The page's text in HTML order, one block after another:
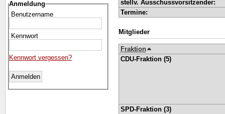
Anmeldung
Benutzername
Kennwort
Kennwort vergessen?
stellv. Ausschussvorsitzender:
Termine:
Mitglieder
Fraktion
CDU-Fraktion (5)
SPD-Fraktion (3)